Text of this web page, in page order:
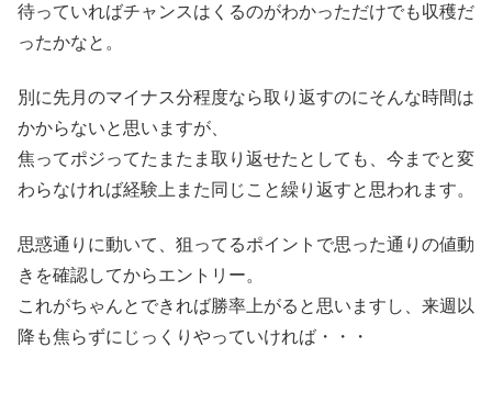
待っていればチャンスはくるのがわかっただけでも収穫だ
ったかなと。
別に先月のマイナス分程度なら取り返すのにそんな時間は
かからないと思いますが、
焦ってポジってたまたま取り返せたとしても、今までと変
わらなければ経験上また同じこと繰り返すと思われます。
思惑通りに動いて、狙ってるポイントで思った通りの値動
きを確認してからエントリー。
これがちゃんとできれば勝率上がると思いますし、来週以
降も焦らずにじっくりやっていければ・・・